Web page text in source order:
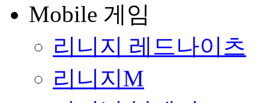
Mobile 게임
리니지 레드나이츠
리니지M